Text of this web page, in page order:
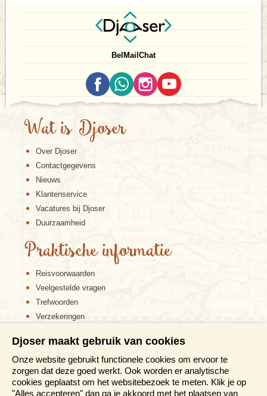
Bel Mail Chat
Wat is Djoser
Over Djoser
Contactgegevens
Nieuws
Klantenservice
Vacatures bij Djoser
Duurzaamheid
Praktische informatie
Reisvoorwaarden
Veelgestelde vragen
Trefwoorden
Verzekeringen
Disclaimer
Cookiebeleid
Privacy verklaring
Reis en boek met Djoser zekerheid
Djoser maakt gebruik van cookies
Onze website gebruikt functionele cookies om ervoor te
zorgen dat deze goed werkt. Ook worden er analytische
cookies geplaatst om het websitebezoek te meten. Klik je op
"Alles accepteren" dan ga je akkoord met het plaatsen van